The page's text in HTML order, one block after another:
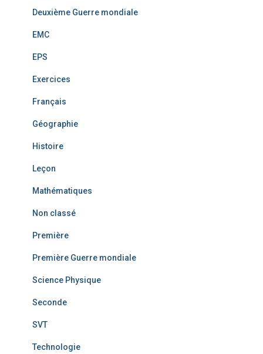
Deuxième Guerre mondiale
EMC
EPS
Exercices
Français
Géographie
Histoire
Leçon
Mathématiques
Non classé
Première
Première Guerre mondiale
Science Physique
Seconde
SVT
Technologie